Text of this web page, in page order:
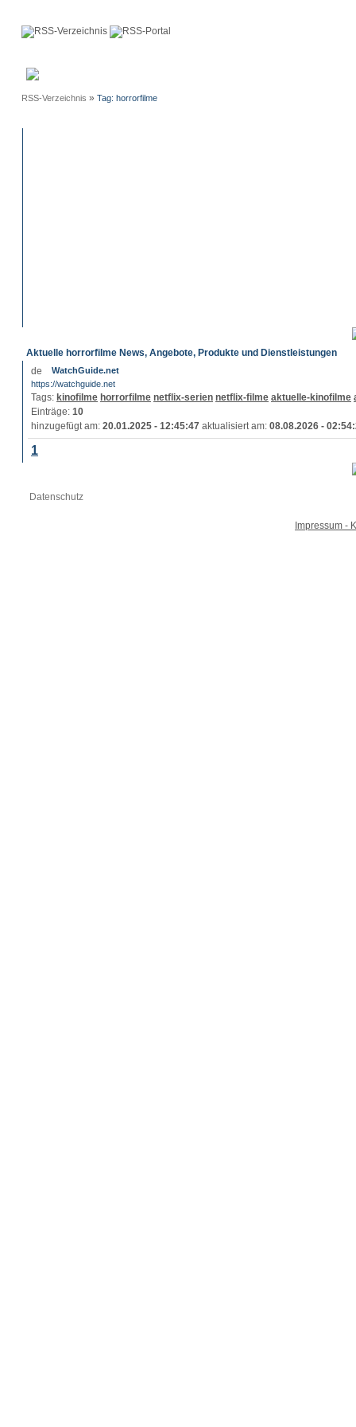
RSS-Verzeichnis » Tag: horrorfilme
Aktuelle horrorfilme News, Angebote, Produkte und Dienstleistungen
WatchGuide.net
https://watchguide.net
Tags: kinofilme horrorfilme netflix-serien netflix-filme aktuelle-kinofilme
Einträge: 10
hinzugefügt am: 20.01.2025 - 12:45:47 aktualisiert am: 08.08.2026 -
1
Datenschutz
Impressum -